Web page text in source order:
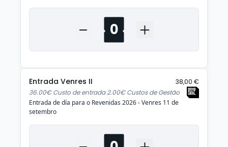
Entrada Venres II
38,00 €
36.00€ Custo de entrada 2.00€ Custos de Gestão
Entrada de día para o Revenidas 2026 - Venres 11 de
setembro